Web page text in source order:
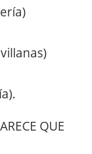
QUE